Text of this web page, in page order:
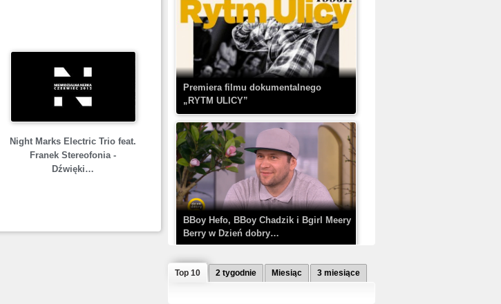
Night Marks Electric Trio feat.
Franek Stereofonia -
Dźwięki…
Premiera filmu dokumentalnego
„RYTM ULICY”
BBoy Hefo, BBoy Chadzik i Bgirl Meery
Berry w Dzień dobry…
Top 10 2 tygodnie Miesiąc 3 miesiące